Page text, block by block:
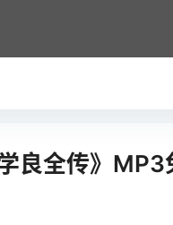
良全传》MP3